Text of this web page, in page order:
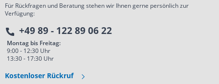
Für Rückfragen und Beratung stehen wir Ihnen gerne persönlich zur
Verfügung:
+49 89 - 122 89 06 22
Montag bis Freitag:
9:00 - 12:30 Uhr
13:30 - 17:30 Uhr
Kostenloser Rückruf